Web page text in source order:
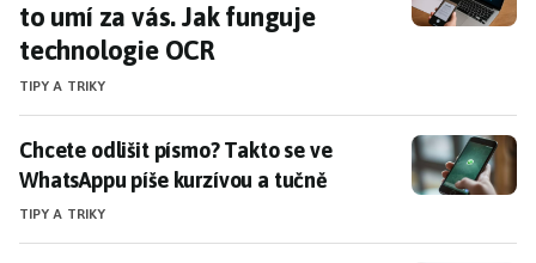
to umí za vás. Jak funguje
technologie OCR
TIPY A TRIKY
Chcete odlišit písmo? Takto se ve WhatsAppu píše
Chcete odlišit písmo? Takto se ve
WhatsAppu píše kurzívou a tučně
TIPY A TRIKY